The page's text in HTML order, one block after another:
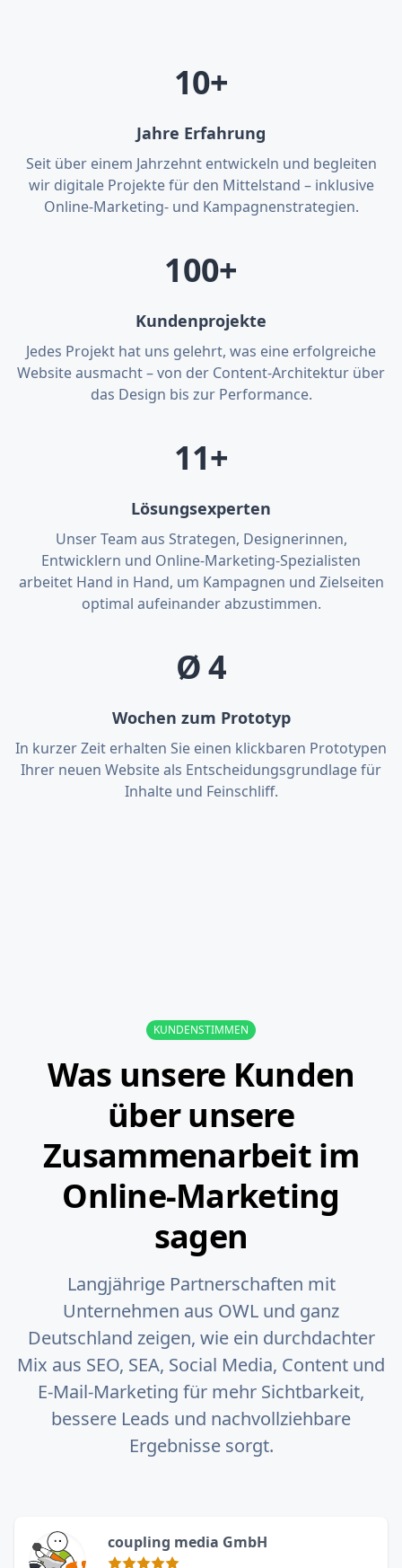
10+
Jahre Erfahrung
Seit über einem Jahrzehnt entwickeln und begleiten
wir digitale Projekte für den Mittelstand – inklusive
Online-Marketing- und Kampagnenstrategien.
100+
Kundenprojekte
Jedes Projekt hat uns gelehrt, was eine erfolgreiche
Website ausmacht – von der Content-Architektur über
das Design bis zur Performance.
11+
Lösungsexperten
Unser Team aus Strategen, Designerinnen,
Entwicklern und Online-Marketing-Spezialisten
arbeitet Hand in Hand, um Kampagnen und Zielseiten
optimal aufeinander abzustimmen.
Ø 4
Wochen zum Prototyp
In kurzer Zeit erhalten Sie einen klickbaren Prototypen
Ihrer neuen Website als Entscheidungsgrundlage für
Inhalte und Feinschliff.
KUNDENSTIMMEN
Was unsere Kunden
über unsere
Zusammenarbeit im
Online-Marketing
sagen
Langjährige Partnerschaften mit
Unternehmen aus OWL und ganz
Deutschland zeigen, wie ein durchdachter
Mix aus SEO, SEA, Social Media, Content und
E‑Mail-Marketing für mehr Sichtbarkeit,
bessere Leads und nachvollziehbare
Ergebnisse sorgt.
coupling media GmbH